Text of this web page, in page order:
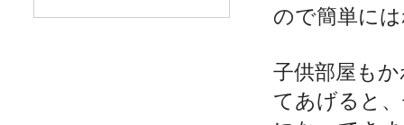
ので簡単に
子供部屋も
てあげると